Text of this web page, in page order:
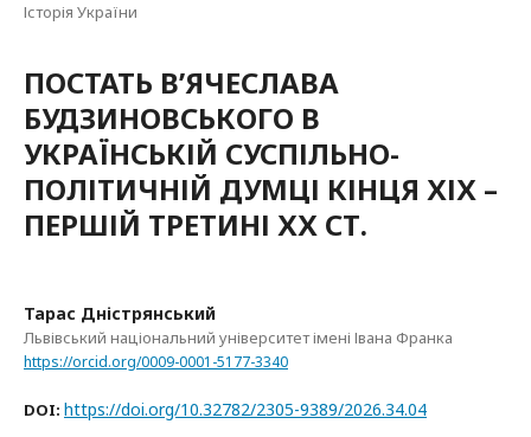
Історія України
ПОСТАТЬ В’ЯЧЕСЛАВА
БУДЗИНОВСЬКОГО В
УКРАЇНСЬКІЙ СУСПІЛЬНО-
ПОЛІТИЧНІЙ ДУМЦІ КІНЦЯ ХІХ –
ПЕРШІЙ ТРЕТИНІ ХХ СТ.
Тарас Дністрянський
Львівський національний університет імені Івана Франка
https://orcid.org/0009-0001-5177-3340
DOI: https://doi.org/10.32782/2305-9389/2026.34.04